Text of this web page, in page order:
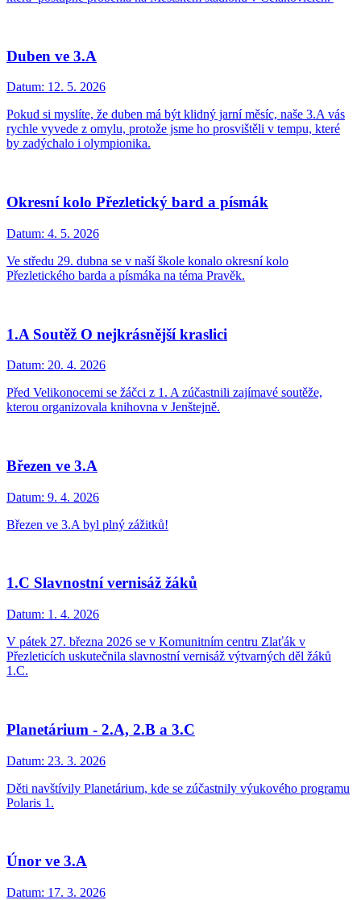
Duben ve 3.A
Datum: 12. 5. 2026
Pokud si myslíte, že duben má být klidný jarní měsíc, naše 3.A vás
rychle vyvede z omylu, protože jsme ho prosvištěli v tempu, které
by zadýchalo i olympionika.
Okresní kolo Přezletický bard a písmák
Datum: 4. 5. 2026
Ve středu 29. dubna se v naší škole konalo okresní kolo
Přezletického barda a písmáka na téma Pravěk.
1.A Soutěž O nejkrásnější kraslici
Datum: 20. 4. 2026
Před Velikonocemi se žáčci z 1. A zúčastnili zajímavé soutěže,
kterou organizovala knihovna v Jenštejně.
Březen ve 3.A
Datum: 9. 4. 2026
Březen ve 3.A byl plný zážitků!
1.C Slavnostní vernisáž žáků
Datum: 1. 4. 2026
V pátek 27. března 2026 se v Komunitním centru Zlaťák v
Přezleticích uskutečnila slavnostní vernisáž výtvarných děl žáků
1.C.
Planetárium - 2.A, 2.B a 3.C
Datum: 23. 3. 2026
Děti navštívily Planetárium, kde se zúčastnily výukového programu
Polaris 1.
Únor ve 3.A
Datum: 17. 3. 2026